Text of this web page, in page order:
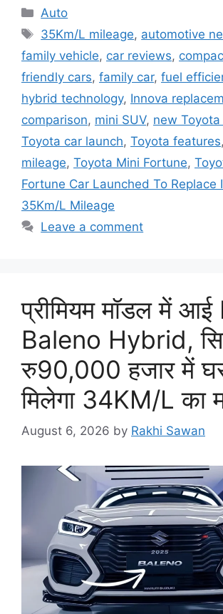
Categories
Auto
Tags
35Km/L mileage, automotive
family vehicle, car reviews,
friendly cars, family car, fuel
hybrid technology, Innova
comparison, mini SUV, new
Toyota car launch, Toyota features,
mileage, Toyota Mini Fortune,
Fortune Car Launched To Replace
35Km/L Mileage
Leave a comment
प्रीमियम मॉडल में
Baleno Hybrid,
रु90,000 हजार में
मिलेगा 34KM/L का
August 6, 2026 by Rakhi Sawan